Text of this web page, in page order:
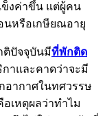
งค่าขึ้น แต่ผู้คน
นหรือเกษียณอายุ
ติปัจจุบันมีที่พักติด
กาและคาดว่าจะมี
อากาศในทศวรรษ
เหตุผลว่าทำไม